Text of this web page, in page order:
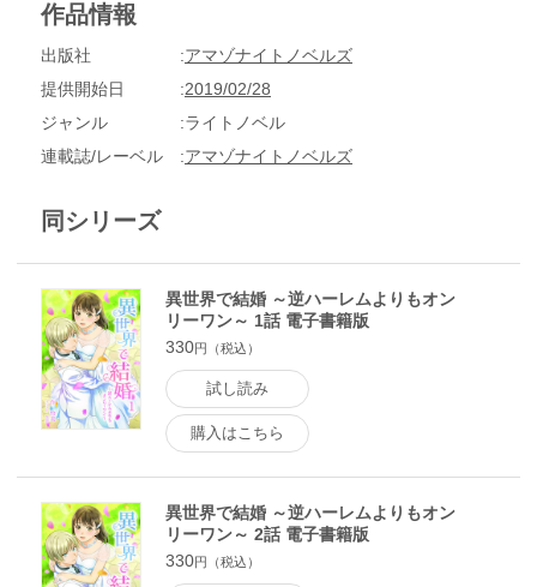
界ではたまに異世界から巫女として女性を召喚しているらし
を求められるルイ。自分の気持ちはシオンにしかないのに…重
婚に抵抗を感じるルイはシオンとのオンリーワン結婚を目指し
語!! 『異世界で結婚 ～逆ハーレムよりもオンリーワン～』
第１話配信スタート!!
作品情報
出版社
アマゾナイトノベルズ
提供開始日
2019/02/28
ジャンル
ライトノベル
連載誌/レーベル
アマゾナイトノベルズ
同シリーズ
異世界で結婚 ～逆ハーレムよりもオン
リーワン～ 1話 電子書籍版
330円（税込）
試し読み
購入はこちら
異世界で結婚 ～逆ハーレムよりもオン
リーワン～ 2話 電子書籍版
330円（税込）